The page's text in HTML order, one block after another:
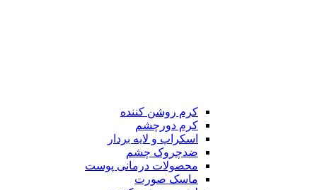
کرم روشن کننده
کرم دورچشم
اسکراپ و لایه بردار
ضدچروک چشم
محصولات درمانی پوست
ماسک صورت